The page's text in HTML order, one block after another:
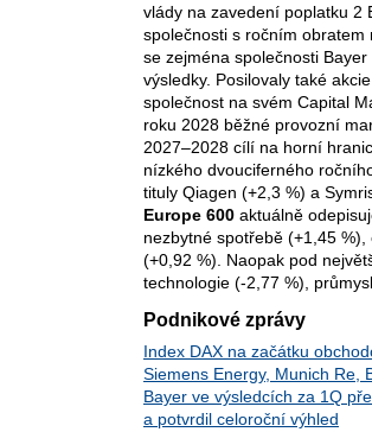
vlády na zavedení poplatku 2
společnosti s ročním obratem
se zejména společnosti
výsledky. Posilovaly také
společnost na svém Capital
roku 2028 běžné provozní
2027–2028 cílí na horní
nízkého dvouciferného
tituly Qiagen (+2,3 %) a
Europe 600 aktuálně
nezbytné spotřebě (+1,45
(+0,92 %). Naopak pod
technologie (-2,77 %),
Podnikové zprávy
Index DAX na začátku
Siemens Energy, Munich Re,
Bayer ve výsledcích za 1Q
a potvrdil celoroční výhled